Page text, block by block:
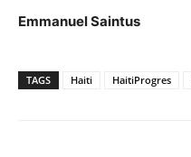
Emmanuel Saintus
TAGS Haiti HaitiProgres